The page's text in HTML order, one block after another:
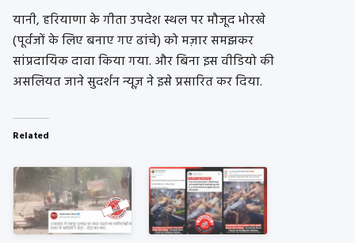
यानी, हरियाणा के गीता उपदेश स्थल पर मौजूद भोरखे
(पूर्वजों के लिए बनाए गए ढांचे) को मज़ार समझकर
सांप्रदायिक दावा किया गया. और बिना इस वीडियो की
असलियत जाने सुदर्शन न्यूज़ ने इसे प्रसारित कर दिया.
Related